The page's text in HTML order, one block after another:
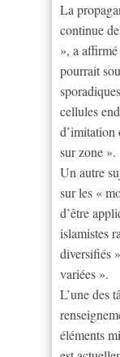
La
continue
», a
pourrait
cellules
d’imitation
sur zone ».
Un autre
sur les «
d’être
islamistes
diversifiés
variées ».
L’une des
éléments